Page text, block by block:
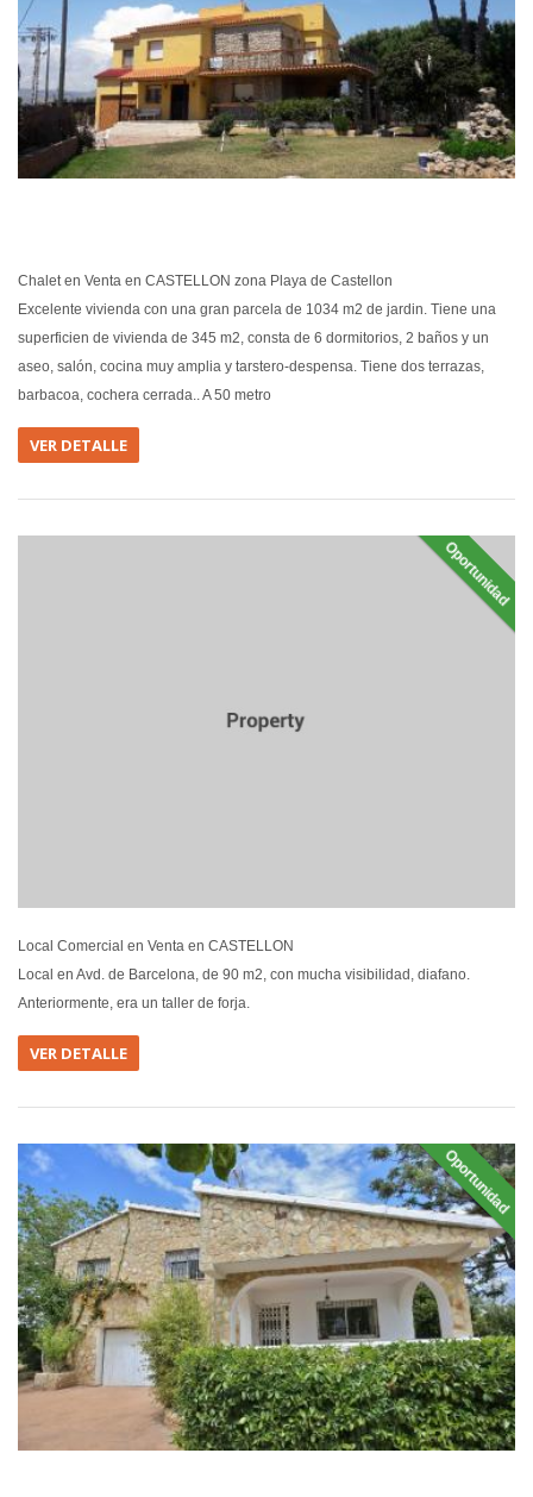
Chalet en Venta en CASTELLON zona Playa de Castellon
Excelente vivienda con una gran parcela de 1034 m2 de jardin. Tiene una
superficien de vivienda de 345 m2, consta de 6 dormitorios, 2 baños y un
aseo, salón, cocina muy amplia y tarstero-despensa. Tiene dos terrazas,
barbacoa, cochera cerrada.. A 50 metro
VER DETALLE
Oportunidad
EN
Local Comercial en Venta en CASTELLON
Local en Avd. de Barcelona, de 90 m2, con mucha visibilidad, diafano.
Anteriormente, era un taller de forja.
VER DETALLE
Oportunidad
EN